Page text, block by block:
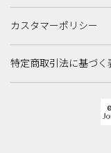
カスタマーポリシー
特定商取引法に基づく